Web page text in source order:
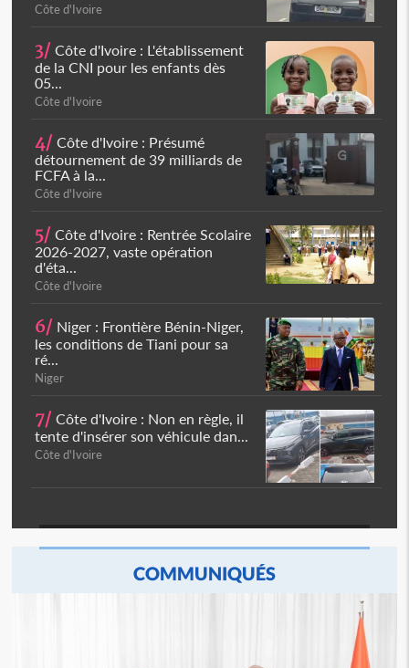
Côte d'Ivoire
3/ Côte d'Ivoire : L'établissement
de la CNI pour les enfants dès
05...
Côte d'Ivoire
4/ Côte d'Ivoire : Présumé
détournement de 39 milliards de
FCFA à la...
Côte d'Ivoire
5/ Côte d'Ivoire : Rentrée Scolaire
2026-2027, vaste opération
d'éta...
Côte d'Ivoire
6/ Niger : Frontière Bénin-Niger,
les conditions de Tiani pour sa
ré...
Niger
7/ Côte d'Ivoire : Non en règle, il
tente d'insérer son véhicule dan...
Côte d'Ivoire
COMMUNIQUÉS